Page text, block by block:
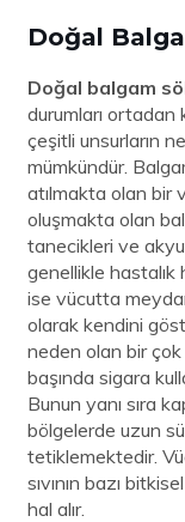
Doğal
Doğal balgam
durumları ortadan
çeşitli unsurların
mümkündür.
atılmakta olan bir
oluşmakta olan
tanecikleri ve
genellikle hastalık
ise vücutta
olarak kendini
neden olan bir çok
başında sigara
Bunun yanı sıra
bölgelerde uzun
tetiklemektedir.
sıvının bazı
hal alır.